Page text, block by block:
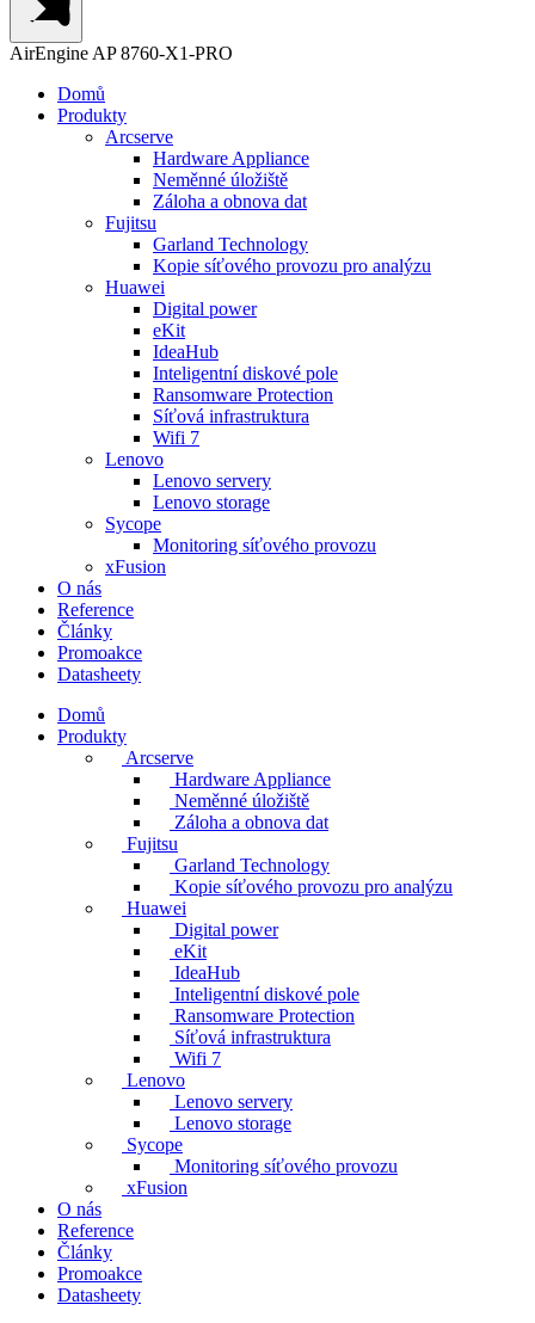
AirEngine AP 8760-X1-PRO
Domů
Produkty
Arcserve
Hardware Appliance
Neměnné úložiště
Záloha a obnova dat
Fujitsu
Garland Technology
Kopie síťového provozu pro analýzu
Huawei
Digital power
eKit
IdeaHub
Inteligentní diskové pole
Ransomware Protection
Síťová infrastruktura
Wifi 7
Lenovo
Lenovo servery
Lenovo storage
Sycope
Monitoring síťového provozu
xFusion
O nás
Reference
Články
Promoakce
Datasheety
Domů
Produkty
Arcserve
Hardware Appliance
Neměnné úložiště
Záloha a obnova dat
Fujitsu
Garland Technology
Kopie síťového provozu pro analýzu
Huawei
Digital power
eKit
IdeaHub
Inteligentní diskové pole
Ransomware Protection
Síťová infrastruktura
Wifi 7
Lenovo
Lenovo servery
Lenovo storage
Sycope
Monitoring síťového provozu
xFusion
O nás
Reference
Články
Promoakce
Datasheety